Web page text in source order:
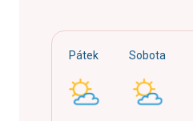
Pátek Sobota